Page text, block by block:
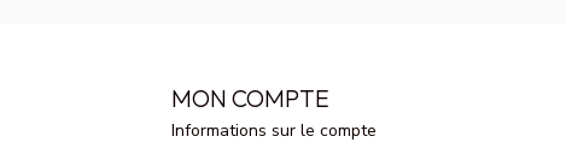
MON COMPTE
Informations sur le compte